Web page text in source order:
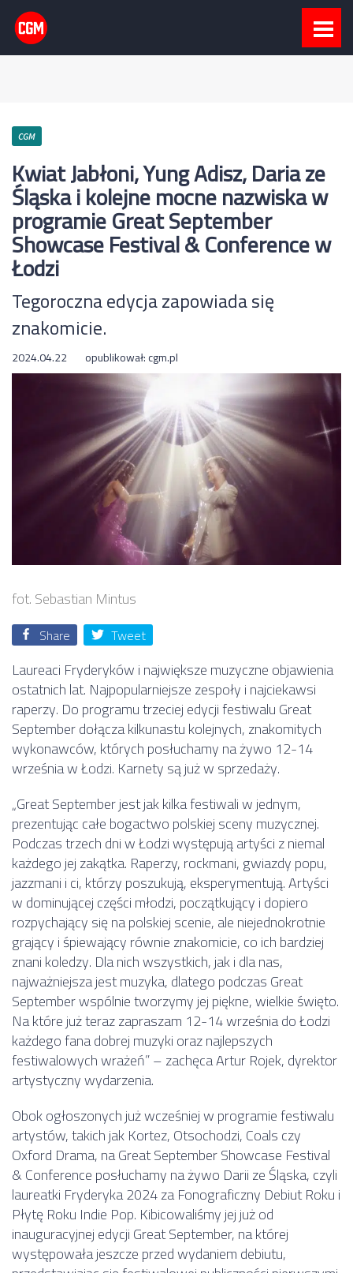
CGM
Kwiat Jabłoni, Yung Adisz, Daria ze
Śląska i kolejne mocne nazwiska w
programie Great September
Showcase Festival & Conference w
Łodzi
Tegoroczna edycja zapowiada się
znakomicie.
2024.04.22 opublikował:cgm.pl
fot. Sebastian Mintus
Share Tweet
Laureaci Fryderyków i największe muzyczne objawienia
ostatnich lat. Najpopularniejsze zespoły i najciekawsi
raperzy. Do programu trzeciej edycji festiwalu Great
September dołącza kilkunastu kolejnych, znakomitych
wykonawców, których posłuchamy na żywo 12-14
września w Łodzi. Karnety są już w sprzedaży.
„Great September jest jak kilka festiwali w jednym,
prezentując całe bogactwo polskiej sceny muzycznej.
Podczas trzech dni w Łodzi występują artyści z niemal
każdego jej zakątka. Raperzy, rockmani, gwiazdy popu,
jazzmani i ci, którzy poszukują, eksperymentują. Artyści
w dominującej części młodzi, początkujący i dopiero
rozpychający się na polskiej scenie, ale niejednokrotnie
grający i śpiewający równie znakomicie, co ich bardziej
znani koledzy. Dla nich wszystkich, jak i dla nas,
najważniejsza jest muzyka, dlatego podczas Great
September wspólnie tworzymy jej piękne, wielkie święto.
Na które już teraz zapraszam 12-14 września do Łodzi
każdego fana dobrej muzyki oraz najlepszych
festiwalowych wrażeń” – zachęca Artur Rojek, dyrektor
artystyczny wydarzenia.
Obok ogłoszonych już wcześniej w programie festiwalu
artystów, takich jak Kortez, Otsochodzi, Coals czy
Oxford Drama, na Great September Showcase Festival
& Conference posłuchamy na żywo Darii ze Śląska, czyli
laureatki Fryderyka 2024 za Fonograficzny Debiut Roku i
Płytę Roku Indie Pop. Kibicowaliśmy jej już od
inauguracyjnej edycji Great September, na której
występowała jeszcze przed wydaniem debiutu,